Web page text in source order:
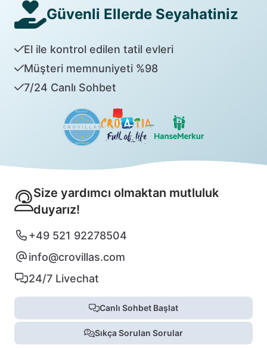
Güvenli Ellerde Seyahatiniz
El ile kontrol edilen tatil evleri
Müşteri memnuniyeti %98
7/24 Canlı Sohbet
Size yardımcı olmaktan mutluluk
duyarız!
+49 521 92278504
info@crovillas.com
24/7 Livechat
Canlı Sohbet Başlat
Sıkça Sorulan Sorular